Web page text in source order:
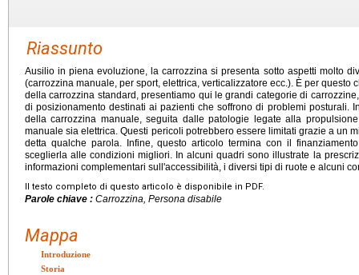
Riassunto
Ausilio in piena evoluzione, la carrozzina si presenta sotto aspetti molto
(carrozzina manuale, per sport, elettrica, verticalizzatore ecc.). È per questo
della carrozzina standard, presentiamo qui le grandi categorie di
di posizionamento destinati ai pazienti che soffrono di problemi posturali.
della carrozzina manuale, seguita dalle patologie legate alla
manuale sia elettrica. Questi pericoli potrebbero essere limitati grazie a un
detta qualche parola. Infine, questo articolo termina con il
sceglierla alle condizioni migliori. In alcuni quadri sono illustrate la
informazioni complementari sull'accessibilità, i diversi tipi di ruote e alcuni
Il testo completo di questo articolo è disponibile in PDF.
Parole chiave : Carrozzina, Persona disabile
Mappa
Introduzione
Storia